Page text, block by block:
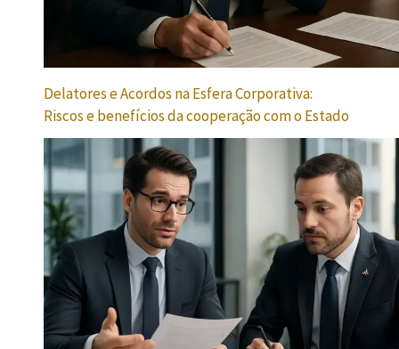
Delatores e Acordos na Esfera Corporativa:
Riscos e benefícios da cooperação com o Estado